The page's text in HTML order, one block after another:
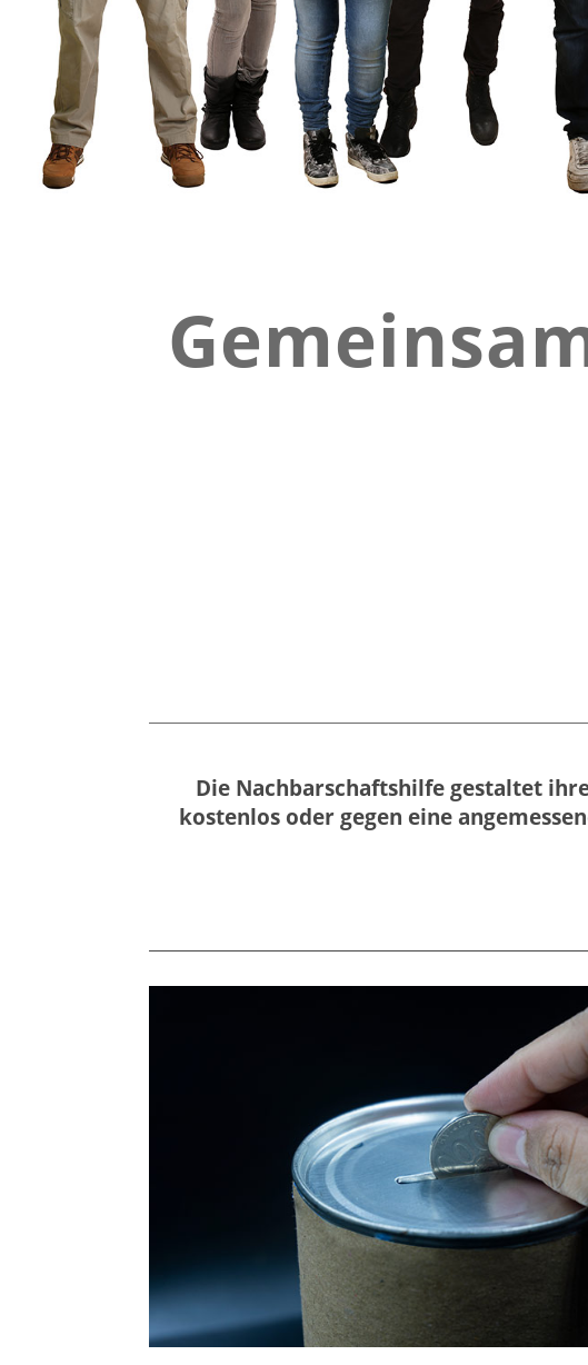
Die Nachbarschaftshilfe gestaltet
kostenlos oder gegen eine